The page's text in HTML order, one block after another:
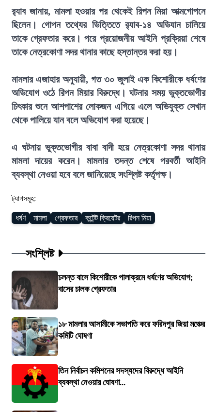
র‍্যাব জানায়, মামলা হওয়ার পর থেকেই রিপন মিয়া আত্মগোপনে
ছিলেন। গোপন তথ্যের ভিত্তিতে র‍্যাব-১৪ অভিযান চালিয়ে
তাকে গ্রেফতার করে। পরে প্রয়োজনীয় আইনি প্রক্রিয়া শেষে
তাকে নেত্রকোণা সদর থানার কাছে হস্তান্তর করা হয়।
মামলার এজাহার অনুযায়ী, গত ৩০ জুলাই এক কিশোরীকে ধর্ষণের
অভিযোগ ওঠে রিপন মিয়ার বিরুদ্ধে। ঘটনার সময় ভুক্তভোগীর
চিৎকার শুনে আশপাশের লোকজন এগিয়ে এলে অভিযুক্ত সেখান
থেকে পালিয়ে যান বলে অভিযোগ করা হয়েছে।
এ ঘটনায় ভুক্তভোগীর বাবা বাদী হয়ে নেত্রকোণা সদর থানায়
মামলা দায়ের করেন। মামলার তদন্ত শেষে পরবর্তী আইনি
ব্যবস্থা নেওয়া হবে বলে জানিয়েছে সংশ্লিষ্ট কর্তৃপক্ষ।
ট্যাগসমূহ:
ধর্ষণ মামলা গ্রেফতার কন্টেন্ট ক্রিয়েটর রিপন মিয়া
সংশ্লিষ্ট
চলন্ত বাসে কিশোরীকে পালাক্রমে ধর্ষণের অভিযোগ;
বাসের চালক গ্রেফতার
১৮ মামলার আসামীকে সভাপতি করে ফরিদপুর জিয়া মঞ্চের
কমিটি ঘোষণা
তিন নির্বাচন কমিশনের সদস্যদের বিরুদ্ধে আইনি
ব্যবস্থা নেওয়ার ঘোষণা...